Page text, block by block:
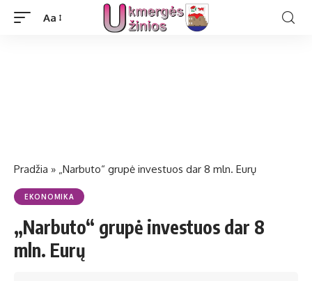
Aa
Pradžia » „Narbuto“ grupė investuos dar 8 mln. Eurų
EKONOMIKA
„Narbuto“ grupė investuos dar 8
mln. Eurų